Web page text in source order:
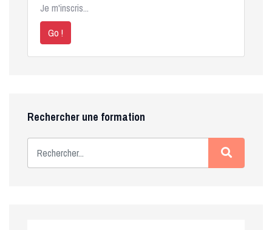
Je m'inscris...
Go !
Rechercher une formation